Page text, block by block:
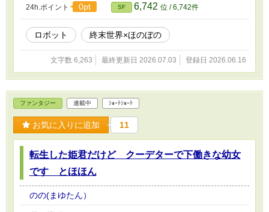
24h.ポイント 0pt SF 6,742 位 / 6,742件
ロボット 終末世界×ほのぼの
文字数 6,263 最終更新日 2026.07.03 登録日 2026.06.16
ファンタジー 連載中 ｼｮｰﾄｼｮｰﾄ
お気に入りに追加 11
転生した姫君だけど クーデターで下働きな幼女
です とほほん
のの(まゆたん）